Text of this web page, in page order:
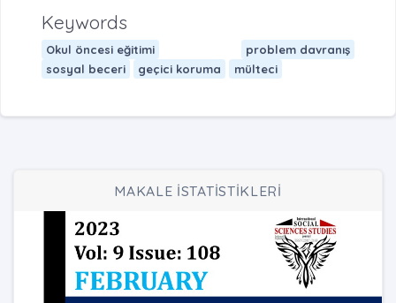
Keywords
Okul öncesi eğitimi
problem davranış
sosyal beceri
geçici koruma mülteci
MAKALE İSTATİSTİKLERİ